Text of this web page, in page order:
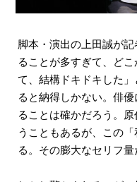
脚本・演出の上田誠が
ることが多すぎて、ど
て、結構ドキドキした
ると納得しかない。俳
ることは確かだろう。
うこともあるが、この
る。その膨大なセリフ